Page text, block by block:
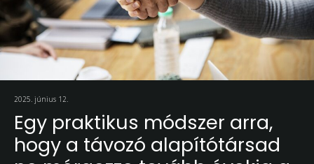
2025. június 12.
Egy praktikus módszer arra,
hogy a távozó alapítótársad